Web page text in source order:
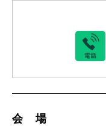
会 場